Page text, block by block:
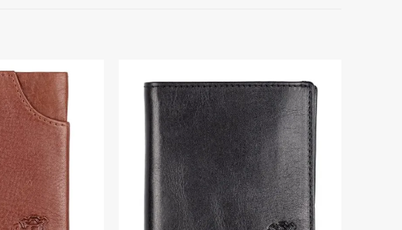
Add to
wishlist
Add to
wishlist